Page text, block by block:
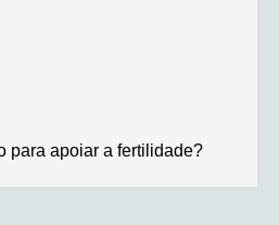
para apoiar a fertilidade?